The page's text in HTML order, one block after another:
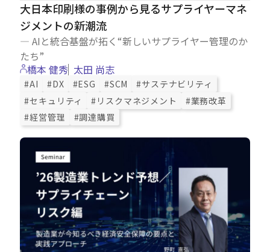
大日本印刷様の事例から見るサプライヤーマネ
ジメントの新潮流
― AIと統合基盤が拓く“新しいサプライヤー管理のか
たち”
橋本 健秀 太田 尚志
#AI #DX #ESG #SCM
#サステナビリティ
#セキュリティ
#リスクマネジメント
#業務改革
#経営管理
#調達購買